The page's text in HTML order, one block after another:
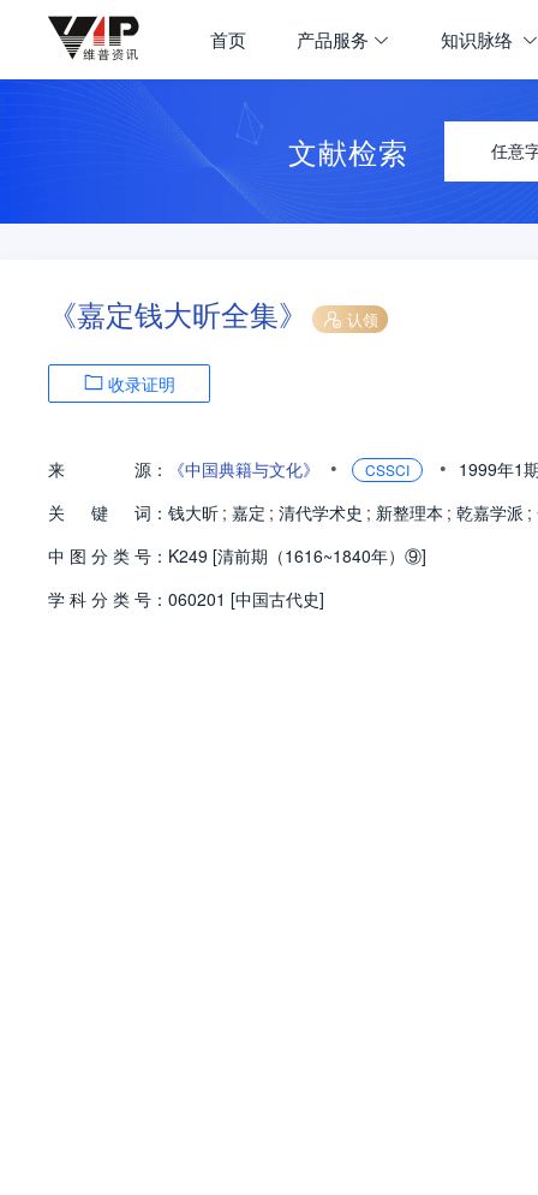
首页 产品服务 知识脉络
文献检索 任意
《嘉定钱大昕全集》 认领
收录证明
来 源： 《中国典籍与文化》 • CSSCI • 1999年1
关
键 词： 钱大昕 ; 嘉定 ; 清代学术史 ; 新整理本 ; 乾嘉学派 ;
中 图 分 类 号： K249 [清前期（1616~1840年）⑨]
学 科 分 类 号： 060201 [中国古代史]